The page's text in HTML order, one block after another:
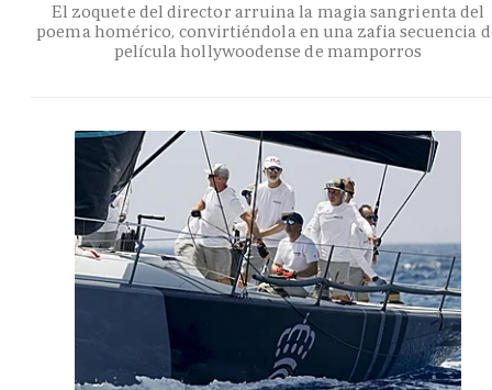
El zoquete del director arruina la magia sangrienta del
poema homérico, convirtiéndola en una zafia secuencia
película hollywoodense de mamporros